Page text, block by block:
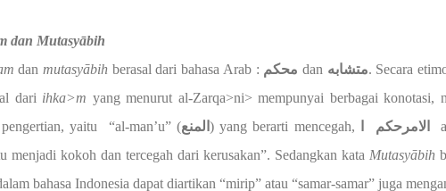
dan Mutasyābih
danmutasyābih berasal dari bahasa Arab : محكم dan متشابه. Secara
dari ihka>m yang menurut al-Zarqa>ni> mempunyai berbagai konotasi,
yaitu “al-man’u” (المنع ) yang berarti mencegah, حكمالامر
menjadi kokoh dan tercegah dari kerusakan”. Sedangkan kata Mutasyābih
bahasa Indonesia dapat diartikan “mirip” atau “samar-samar” juga